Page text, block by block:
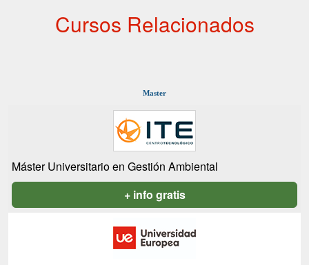
Cursos Relacionados
Master
Máster Universitario en Gestión Ambiental
+ info gratis